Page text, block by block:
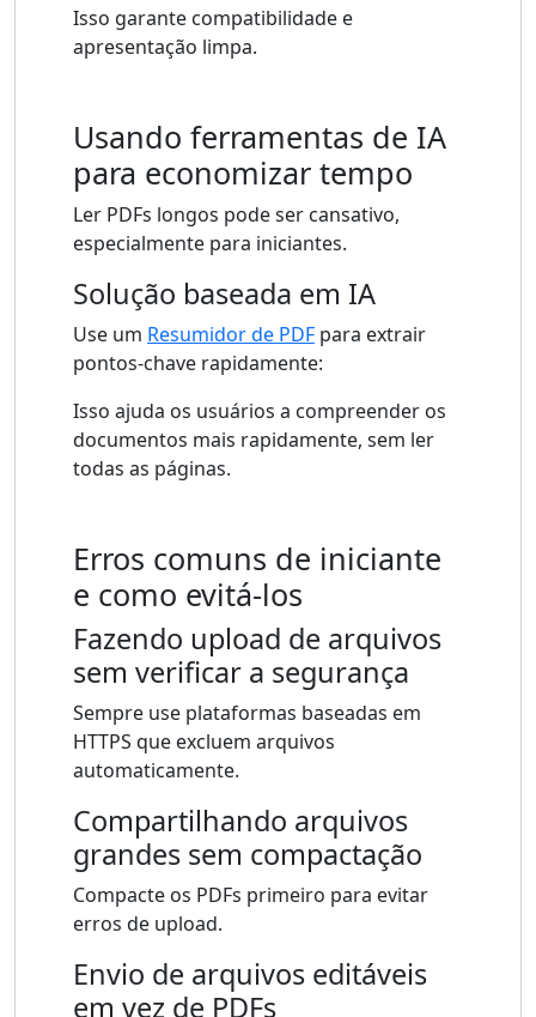
Isso garante compatibilidade e
apresentação limpa.
Usando ferramentas de IA
para economizar tempo
Ler PDFs longos pode ser cansativo,
especialmente para iniciantes.
Solução baseada em IA
Use um Resumidor de PDF para extrair
pontos-chave rapidamente:
Isso ajuda os usuários a compreender os
documentos mais rapidamente, sem ler
todas as páginas.
Erros comuns de iniciante
e como evitá-los
Fazendo upload de arquivos
sem verificar a segurança
Sempre use plataformas baseadas em
HTTPS que excluem arquivos
automaticamente.
Compartilhando arquivos
grandes sem compactação
Compacte os PDFs primeiro para evitar
erros de upload.
Envio de arquivos editáveis ​​
em vez de PDFs